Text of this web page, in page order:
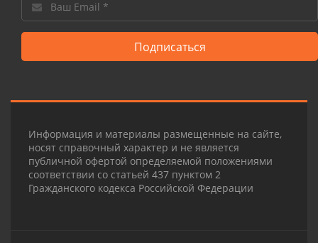
Подписаться
Информация и материалы размещенные на сайте,
носят справочный характер и не является
публичной офертой определяемой положениями
соответствии со статьей 437 пунктом 2
Гражданского кодекса Российской Федерации